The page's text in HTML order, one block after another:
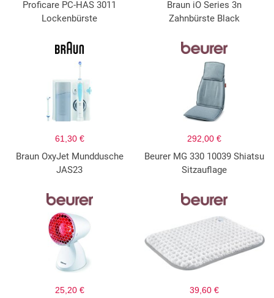
Proficare PC-HAS 3011
Lockenbürste
Braun iO Series 3n
Zahnbürste Black
61,30 €
Braun OxyJet Munddusche
JAS23
292,00 €
Beurer MG 330 10039 Shiatsu
Sitzauflage
25,20 € 39,60 €